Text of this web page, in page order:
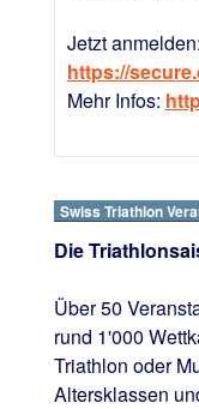
Jetzt anmelden:
https://
Mehr Infos:
Swiss Triathlon
Die
Über 50
rund 1'000
Triathlon oder
Altersklassen